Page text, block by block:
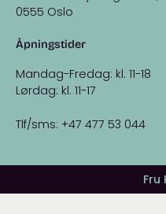
0555 Oslo
Åpningstider
Mandag-Fredag: kl. 11-18
Lørdag: kl. 11-17
Tlf/sms: +47 477 53 044
Fru